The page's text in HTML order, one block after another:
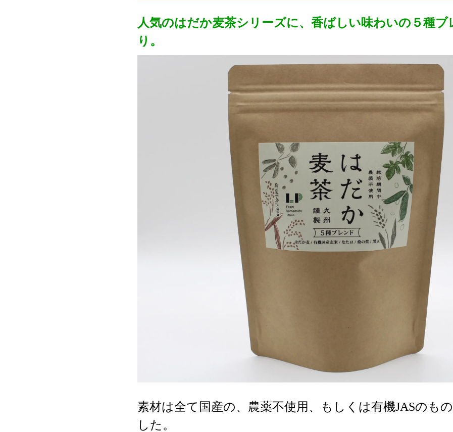
人気のはだか麦茶シリーズに、香ばしい味わいの５種ブ
り。
素材は全て国産の、農薬不使用、もしくは有機JASのも
した。